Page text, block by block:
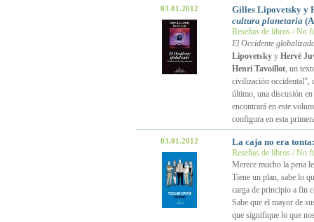
03.01.2012
Gilles Lipovetsky y
cultura planetaria
Reseñas de libros / No
El Occidente
Lipovetskyy Hervé
Henri Tavoillot, un
civilización occidental”,
último, una discusión en
encontrará en este
configura en esta
03.01.2012 La caja no era
Reseñas de libros / No
Merece mucho la pena
Tiene un plan, sabe lo
carga de principio a fin
Sabe que el mayor de
que signifique lo que